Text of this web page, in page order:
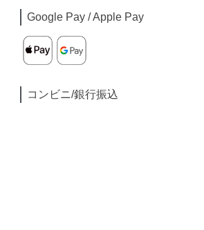
Google Pay / Apple Pay
コンビニ/銀行振込